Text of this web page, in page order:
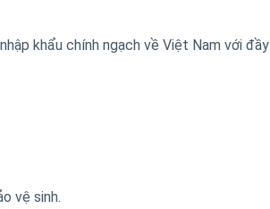
khẩu chính ngạch về Việt Nam với đầy
vệ sinh.